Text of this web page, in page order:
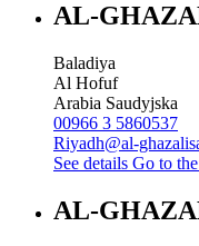
AL-
Baladiya
Al Hofuf
Arabia Saudyjska
00966 3 5860537
Riyadh@al-
See details Go to
AL-